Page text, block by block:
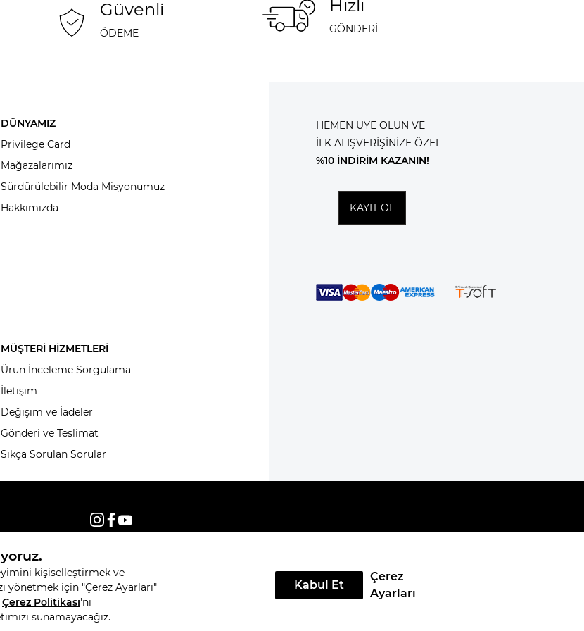
Güvenli
ÖDEME
Hızlı
GÖNDERİ
DÜNYAMIZ
Privilege Card
Mağazalarımız
Sürdürülebilir Moda Misyonumuz
Hakkımızda
MÜŞTERİ HİZMETLERİ
Ürün İnceleme Sorgulama
İletişim
Değişim ve İadeler
Gönderi ve Teslimat
Sıkça Sorulan Sorular
HEMEN ÜYE OLUN VE
İLK ALIŞVERİŞİNİZE ÖZEL
%10 İNDİRİM KAZANIN!
KAYIT OL
© 2026, Tüm hakları saklıdır KNITSS
T-SoftE-TicaretSistemleriyle Hazırlanmıştır.